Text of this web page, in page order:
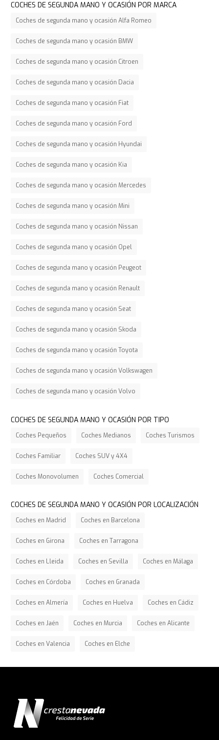
COCHES DE SEGUNDA MANO Y OCASIÓN POR MARCA
Coches de segunda mano y ocasión Alfa Romeo
Coches de segunda mano y ocasión BMW
Coches de segunda mano y ocasión Citroen
Coches de segunda mano y ocasión Dacia
Coches de segunda mano y ocasión Fiat
Coches de segunda mano y ocasión Ford
Coches de segunda mano y ocasión Hyundai
Coches de segunda mano y ocasión Kia
Coches de segunda mano y ocasión Mercedes
Coches de segunda mano y ocasión Mini
Coches de segunda mano y ocasión Nissan
Coches de segunda mano y ocasión Opel
Coches de segunda mano y ocasión Peugeot
Coches de segunda mano y ocasión Renault
Coches de segunda mano y ocasión Seat
Coches de segunda mano y ocasión Skoda
Coches de segunda mano y ocasión Toyota
Coches de segunda mano y ocasión Volkswagen
Coches de segunda mano y ocasión Volvo
COCHES DE SEGUNDA MANO Y OCASIÓN POR TIPO
Coches Pequeños Coches Medianos Coches Turismos
Coches Familiar Coches SUV y 4X4
Coches Monovolumen Coches Comercial
COCHES DE SEGUNDA MANO Y OCASIÓN POR LOCALIZACIÓN
Coches en Madrid Coches en Barcelona
Coches en Girona Coches en Tarragona
Coches en Lleida Coches en Sevilla Coches en Málaga
Coches en Córdoba Coches en Granada
Coches en Almería Coches en Huelva Coches en Cádiz
Coches en Jaén Coches en Murcia Coches en Alicante
Coches en Valencia Coches en Elche